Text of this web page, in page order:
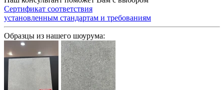
Сертификат соответствия
установленным стандартам и требованиям
Образцы из нашего шоурума: